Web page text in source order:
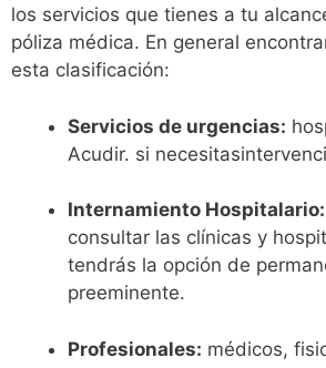
los servicios que tienes a tu
póliza médica. En general
esta clasificación:
Servicios de urgencias:
Acudir. si
Internamiento Hospitalario:
consultar las clínicas y
tendrás la opción de
preeminente.
Profesionales: médicos,